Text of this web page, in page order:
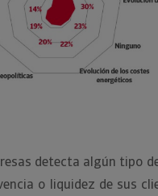
detecta algún tipo
o liquidez de sus